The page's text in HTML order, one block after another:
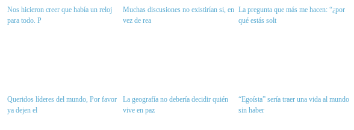
Nos hicieron creer que había un reloj
para todo. P
Muchas discusiones no existirían si, en
vez de rea
La pregunta que más me hacen: “¿por
qué estás solt
Queridos líderes del mundo, Por favor
ya dejen el
La geografía no debería decidir quién
vive en paz
“Egoísta” sería traer una vida al mundo
sin haber